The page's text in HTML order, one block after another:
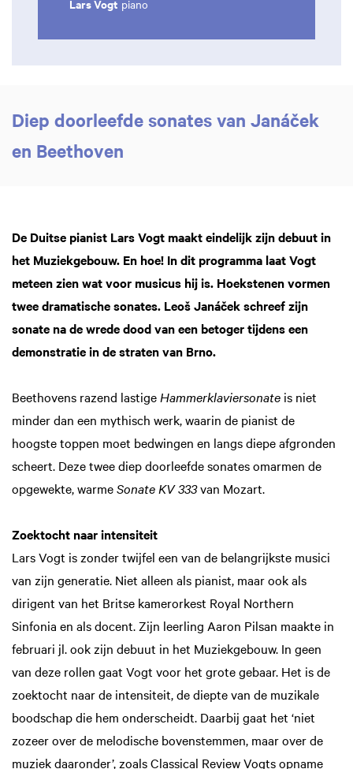
Lars Vogt piano
Diep doorleefde sonates van Janáček
en Beethoven
De Duitse pianist Lars Vogt maakt eindelijk zijn debuut in
het Muziekgebouw. En hoe! In dit programma laat Vogt
meteen zien wat voor musicus hij is. Hoekstenen vormen
twee dramatische sonates. Leoš Janáček schreef zijn
sonate na de wrede dood van een betoger tijdens een
demonstratie in de straten van Brno.
Beethovens razend lastige Hammerklaviersonate is niet
minder dan een mythisch werk, waarin de pianist de
hoogste toppen moet bedwingen en langs diepe afgronden
scheert. Deze twee diep doorleefde sonates omarmen de
opgewekte, warmeSonate KV 333van Mozart.
Zoektocht naar intensiteit
Lars Vogt is zonder twijfel een van de belangrijkste musici
van zijn generatie. Niet alleen als pianist, maar ook als
dirigent van het Britse kamerorkest Royal Northern
Sinfonia en als docent. Zijn leerling Aaron Pilsan maakte in
februari jl. ook zijn debuut in het Muziekgebouw. In geen
van deze rollen gaat Vogt voor het grote gebaar. Het is de
zoektocht naar de intensiteit, de diepte van de muzikale
boodschap die hem onderscheidt. Daarbij gaat het ‘niet
zozeer over de melodische bovenstemmen, maar over de
muziek daaronder’, zoals Classical Review Vogts opname